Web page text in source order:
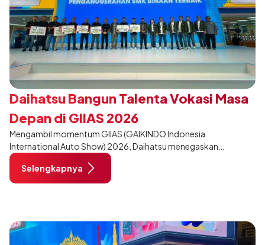
Daihatsu Bangun Talenta Vokasi Masa
Depan di GIIAS 2026
Mengambil momentum GIIAS (GAIKINDO Indonesia
International Auto Show) 2026, Daihatsu menegaskan
komitmennya dalam meningkatkan kualitas SDM (Sumber Daya
Manusia) melalui pendidikan vokasi bertema “Bersama Sahabat
Membangun Negeri”. Komitmen ini diwujudkan melalui ajang
Selengkapnya